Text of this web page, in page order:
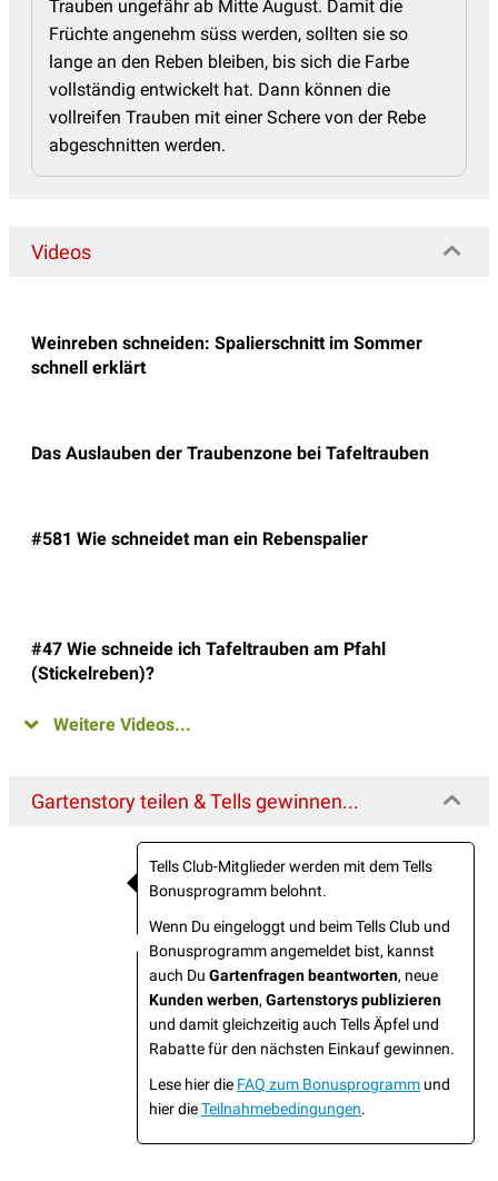
Trauben ungefähr ab Mitte August. Damit die
Früchte angenehm süss werden, sollten sie so
lange an den Reben bleiben, bis sich die Farbe
vollständig entwickelt hat. Dann können die
vollreifen Trauben mit einer Schere von der Rebe
abgeschnitten werden.
Videos
Weinreben schneiden: Spalierschnitt im Sommer
schnell erklärt
Das Auslauben der Traubenzone bei Tafeltrauben
#581 Wie schneidet man ein Rebenspalier
#47 Wie schneide ich Tafeltrauben am Pfahl
(Stickelreben)?
Weitere Videos...
Gartenstory teilen & Tells gewinnen...
Tells Club-Mitglieder werden mit dem Tells
Bonusprogramm belohnt.
Wenn Du eingeloggt und beim Tells Club und
Bonusprogramm angemeldet bist, kannst
auch Du Gartenfragen beantworten, neue
Kunden werben, Gartenstorys publizieren
und damit gleichzeitig auch Tells Äpfel und
Rabatte für den nächsten Einkauf gewinnen.
Lese hier die FAQ zum Bonusprogramm und
hier dieTeilnahmebedingungen.